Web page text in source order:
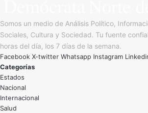
Somos un medio de Análisis Político,
Sociales, Cultura y Sociedad. Tu fuente
horas del día, los 7 días de la semana.
Facebook X-twitter Whatsapp Instagram
Categorías
Estados
Nacional
Internacional
Salud